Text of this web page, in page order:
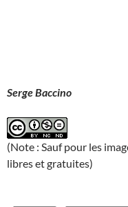
Serge Baccino
(Note : Sauf pour les
libres et gratuites)